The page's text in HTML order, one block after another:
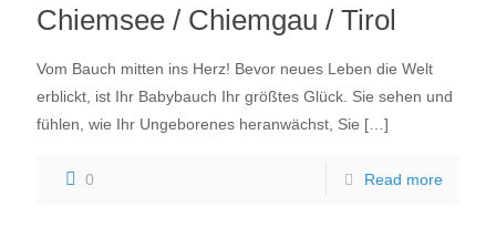
Chiemsee / Chiemgau / Tirol
Vom Bauch mitten ins Herz! Bevor neues Leben die Welt
erblickt, ist Ihr Babybauch Ihr größtes Glück. Sie sehen und
fühlen, wie Ihr Ungeborenes heranwächst, Sie […]
0 Read more